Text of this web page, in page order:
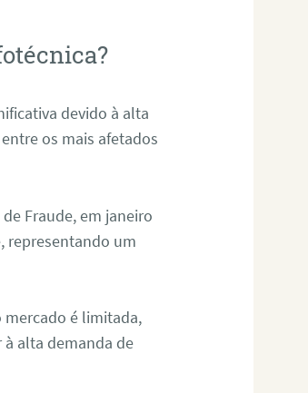
devido à alta
os mais afetados
Fraude, em janeiro
representando um
é limitada,
à alta demanda de